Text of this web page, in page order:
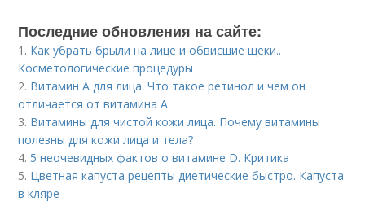
Последние обновления на сайте:
1. Как убрать брыли на лице и обвисшие щеки..
Косметологические процедуры
2. Витамин A для лица. Что такое ретинол и чем он
отличается от витамина А
3. Витамины для чистой кожи лица. Почему витамины
полезны для кожи лица и тела?
4. 5 неочевидных фактов о витамине D. Критика
5. Цветная капуста рецепты диетические быстро. Капуста
в кляре